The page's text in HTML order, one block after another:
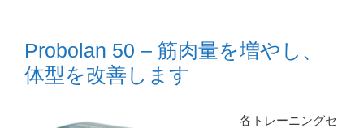
Probolan 50 – 筋肉量を増やし、
体型を改善します
各トレーニングセ